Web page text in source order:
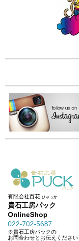
有限会社百花ひゃっか
貴石工房パック
OnlineShop
022-702-5687
※貴石工房パックの
お問合わせとお伝えください